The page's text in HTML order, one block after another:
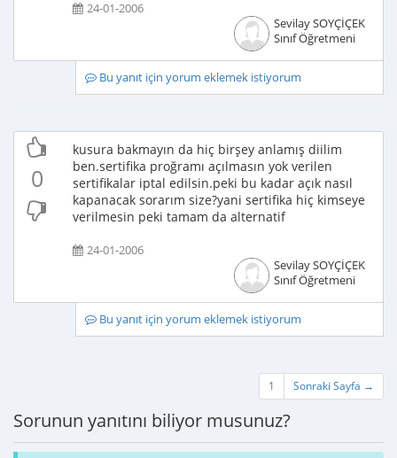
24-01-2006
Sevilay SOYÇİÇEK
Sınıf Öğretmeni
Bu yanıt için yorum eklemek istiyorum
0
kusura bakmayın da hiç birşey anlamış diilim
ben.sertifika proğramı açılmasın yok verilen
sertifikalar iptal edilsin.peki bu kadar açık nasıl
kapanacak sorarım size?yani sertifika hiç kimseye
verilmesin peki tamam da alternatif
24-01-2006
Sevilay SOYÇİÇEK
Sınıf Öğretmeni
Bu yanıt için yorum eklemek istiyorum
1 Sonraki Sayfa →
Sorunun yanıtını biliyor musunuz?